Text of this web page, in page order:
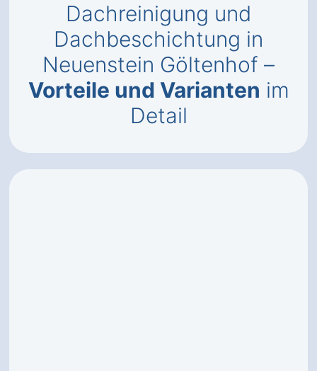
Dachreinigung und
Dachbeschichtung in
Neuenstein Göltenhof –
Vorteile und Varianten im
Detail